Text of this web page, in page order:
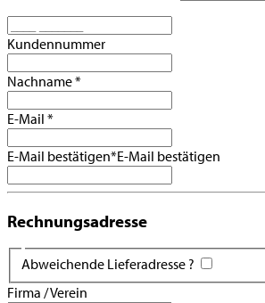
Kundennummer
Nachname*
E-Mail *
E-Mail bestätigen*E-Mail bestätigen
Rechnungsadresse
Abweichende Lieferadresse ?
Firma / Verein